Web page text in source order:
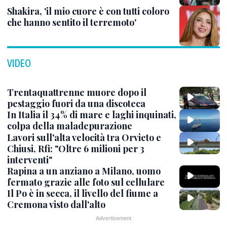
Shakira, 'il mio cuore è con tutti coloro
che hanno sentito il terremoto'
VIDEO
Trentaquattrenne muore dopo il
pestaggio fuori da una discoteca
In Italia il 34% di mare e laghi inquinati,
colpa della maladepurazione
Lavori sull'alta velocità tra Orvieto e
Chiusi, Rfi: "Oltre 6 milioni per 3
interventi"
Rapina a un anziano a Milano, uomo
fermato grazie alle foto sul cellulare
Il Po è in secca, il livello del fiume a
Cremona visto dall'alto